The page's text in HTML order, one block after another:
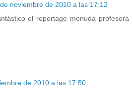
noviembre de 2010 a las 17:12
el reportage menuda profesora
de 2010 a las 17:50